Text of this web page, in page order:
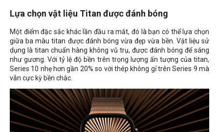
Lựa chọn vật liệu Titan được đánh bóng
Một điểm đặc sắc khác lần đầu ra mắt, đó là bạn có thể lựa chọn
giữa ba màu titan được đánh bóng vừa đẹp vừa bền. Vật liệu sử
dụng là titan chuẩn hàng không vũ trụ, được đánh bóng để sáng
như gương. Với tỷ lệ độ bền trên trọng lượng ấn tượng của titan,
Series 10 nhẹ hơn gần 20% so với thép không gỉ trên Series 9 mà
vẫn cực kỳ bền chắc.